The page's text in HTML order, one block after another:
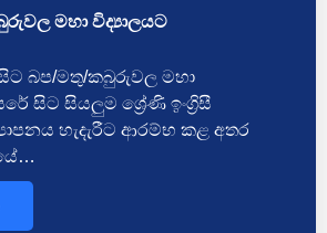
මහා විද්‍යාලයට
බප/මතු/කබුරුවල මහා
සිට සියලුම ශ්‍රේණි ඉංග්‍රිසී
හැදැරීට ආරම්භ කළ අතර